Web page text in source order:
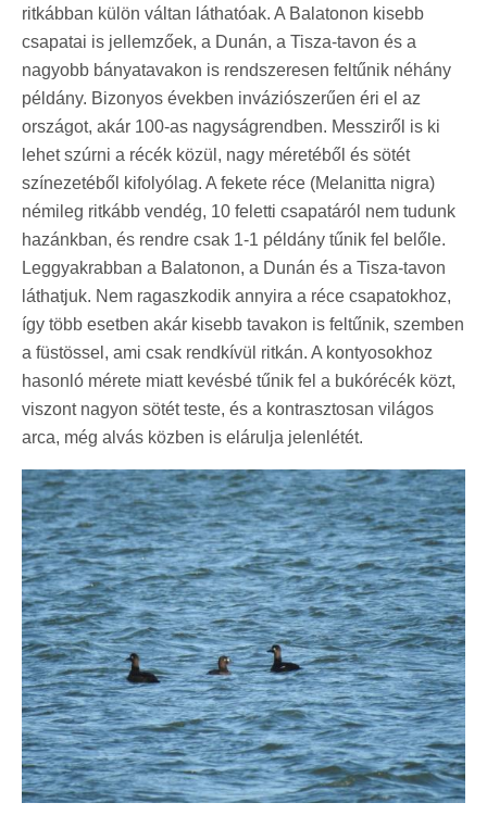
ritkábban külön váltan láthatóak. A Balatonon kisebb
csapatai is jellemzőek, a Dunán, a Tisza-tavon és a
nagyobb bányatavakon is rendszeresen feltűnik néhány
példány. Bizonyos években inváziószerűen éri el az
országot, akár 100-as nagyságrendben. Messziről is ki
lehet szúrni a récék közül, nagy méretéből és sötét
színezetéből kifolyólag. A fekete réce (Melanitta nigra)
némileg ritkább vendég, 10 feletti csapatáról nem tudunk
hazánkban, és rendre csak 1-1 példány tűnik fel belőle.
Leggyakrabban a Balatonon, a Dunán és a Tisza-tavon
láthatjuk. Nem ragaszkodik annyira a réce csapatokhoz,
így több esetben akár kisebb tavakon is feltűnik, szemben
a füstössel, ami csak rendkívül ritkán. A kontyosokhoz
hasonló mérete miatt kevésbé tűnik fel a bukórécék közt,
viszont nagyon sötét teste, és a kontrasztosan világos
arca, még alvás közben is elárulja jelenlétét.